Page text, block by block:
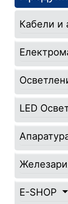
Кабели и
LED
E-SHOP